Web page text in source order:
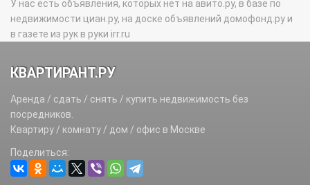
У нас есть объявления, которых нет на авито.ру, в базе по
недвижимости циан.ру, на доске объявлений домофонд.ру и
в газете из рук в руки irr.ru
КВАРТИРАНТ.РУ
Аренда / сдать / снять / купить недвижимость без
посредников.
Квартиру / комнату / дом / офис в Москве
Поделиться: